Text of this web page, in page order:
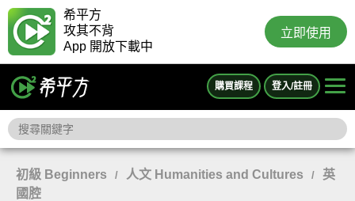
希平方
攻其不背
App 開放下載中
立即使用
購買課程 登入/註冊
初級 Beginners / 人文 Humanities and Cultures /
英
國腔